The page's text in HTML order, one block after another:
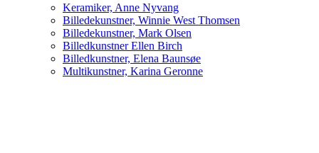
Keramiker, Anne Nyvang
Billedekunstner, Winnie West Thomsen
Billedekunstner, Mark Olsen
Billedkunstner Ellen Birch
Billedkunstner, Elena Baunsøe
Multikunstner, Karina Geronne